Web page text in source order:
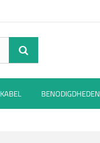
KABEL BENODIGDHEDEN